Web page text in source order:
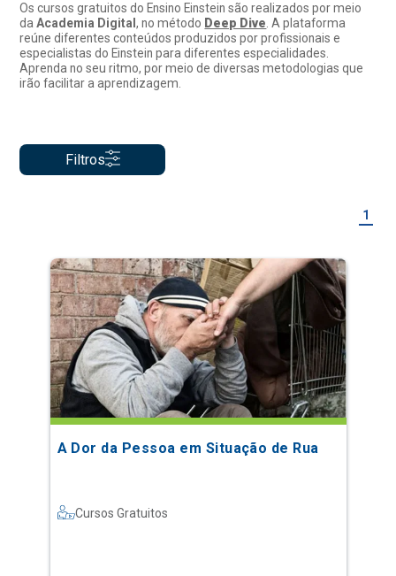
Os cursos gratuitos do Ensino Einstein são realizados por meio
daAcademia Digital, no método Deep Dive. A plataforma
reúne diferentes conteúdos produzidos por profissionais e
especialistas do Einstein para diferentes especialidades.
Aprenda no seu ritmo, por meio de diversas metodologias que
irão facilitar a aprendizagem.
Filtros
1
A Dor da Pessoa em Situação de Rua
Cursos Gratuitos